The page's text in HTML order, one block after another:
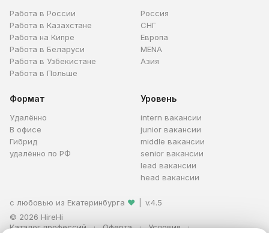
Работа в России
Работа в Казахстане
Работа на Кипре
Работа в Беларуси
Работа в Узбекистане
Работа в Польше
Россия
СНГ
Европа
MENA
Азия
Формат
Удалённо
В офисе
Гибрид
удалённо по РФ
Уровень
intern вакансии
junior вакансии
middle вакансии
senior вакансии
lead вакансии
head вакансии
с любовью из Екатеринбурга ❤
v.4.5
© 2026 HireHi
Каталог профессий
Оферта
Условия